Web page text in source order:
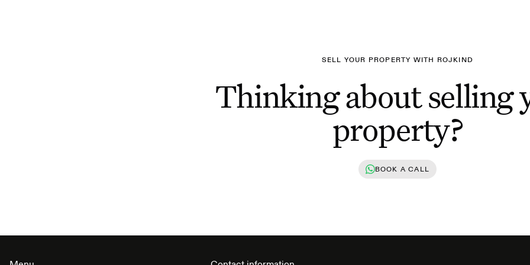
SELL YOUR PROPERTY WITH ROJKIND
Thinking about selling
property?
BOOK A CALL